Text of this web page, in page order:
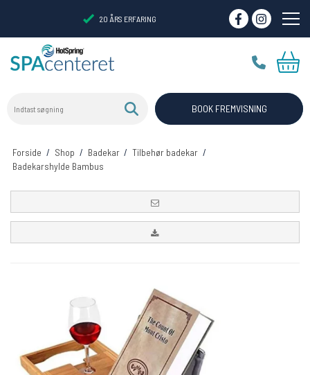
20 ÅRS ERFARING
VIRTUELT SHOWROOM
BOOK FREMVISNING
Forside / Shop / Badekar / Tilbehør badekar /
Badekarshylde Bambus